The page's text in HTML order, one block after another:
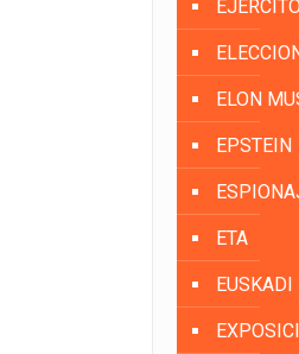
EJÉRCITO
ELON
EPSTEIN
ETA
EUSKADI